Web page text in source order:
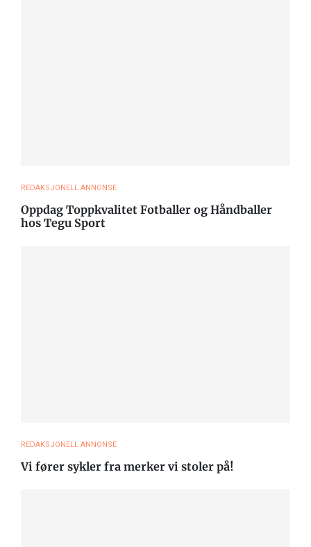
REDAKSJONELL ANNONSE
Oppdag Toppkvalitet Fotballer og Håndballer
hos Tegu Sport
REDAKSJONELL ANNONSE
Vi fører sykler fra merker vi stoler på!